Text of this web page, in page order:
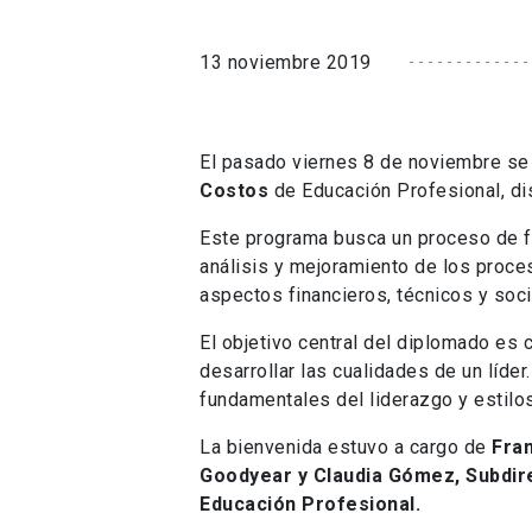
13 noviembre 2019
El pasado viernes 8 de noviembre
Costos de Educación Profesional,
Este programa busca un proceso de
análisis y mejoramiento de los
aspectos financieros, técnicos y
El objetivo central del diplomado es
desarrollar las cualidades de un
fundamentales del liderazgo y
La bienvenida estuvo a cargo de
Goodyear y Claudia Gómez,
Educación Profesional.